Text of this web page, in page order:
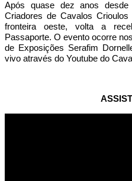
Após quase dez anos
Criadores de Cavalos
fronteira oeste, volta a
Passaporte. O evento ocorre
de Exposições Serafim
vivo através do Youtube do